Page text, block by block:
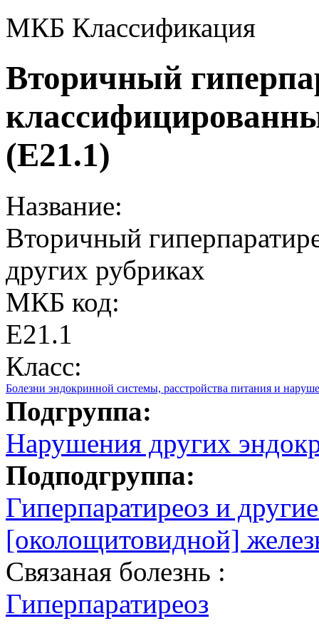
МКБ Классификация
Вторичный
(E21.1)
Название:
Вторичный
других рубриках
МКБ код:
E21.1
Класс:
Болезни эндокринной системы, расстройства питания и
Подгруппа:
Нарушения других
Подподгруппа:
Гиперпаратиреоз и
[околощитовидной]
Связаная болезнь :
Гиперпаратиреоз